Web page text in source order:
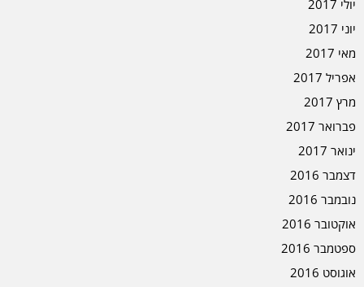
יולי 2017
יוני 2017
מאי 2017
אפריל 2017
מרץ 2017
פברואר 2017
ינואר 2017
דצמבר 2016
נובמבר 2016
אוקטובר 2016
ספטמבר 2016
אוגוסט 2016